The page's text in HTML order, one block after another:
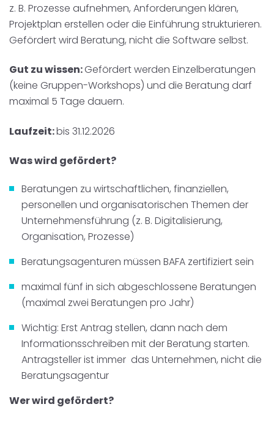
z. B. Prozesse aufnehmen, Anforderungen klären,
Projektplan erstellen oder die Einführung strukturieren.
Gefördert wird Beratung, nicht die Software selbst.
Gut zu wissen:Gefördert werden Einzelberatungen
(keine Gruppen-Workshops) und die Beratung darf
maximal 5 Tage dauern.
Laufzeit:bis 31.12.2026
Was wird gefördert?
Beratungen zu wirtschaftlichen, finanziellen,
personellen und organisatorischen Themen der
Unternehmensführung (z. B. Digitalisierung,
Organisation, Prozesse)
Beratungsagenturen müssen BAFA zertifiziert sein
maximal fünf in sich abgeschlossene Beratungen
(maximal zwei Beratungen pro Jahr)
Wichtig: Erst Antrag stellen, dann nach dem
Informationsschreiben mit der Beratung starten.
Antragsteller ist immer das Unternehmen, nicht die
Beratungsagentur
Wer wird gefördert?